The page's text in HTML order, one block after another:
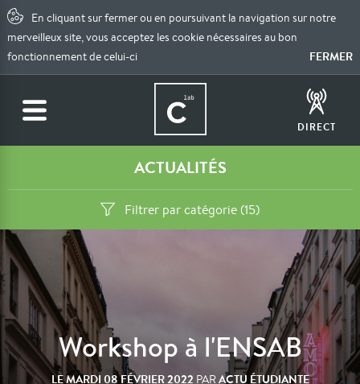
En cliquant sur fermer ou en poursuivant la navigation sur notre
merveilleux site, vous acceptez les cookie nécessaires au bon
fonctionnement de celui-ci
FERMER
DIRECT
ACTUALITÉS
Filtrer par catégorie (15)
Workshop à l'ENSAB
LEMARDI 08 FÉVRIER 2022 PARACTU ÉTUDIANTE